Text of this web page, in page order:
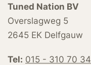
Tuned Nation BV
Overslagweg 5
2645 EK Delfgauw
Tel: 015 - 310 70 34